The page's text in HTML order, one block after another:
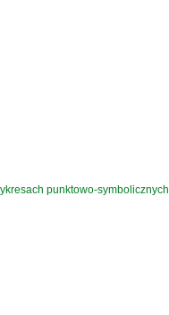
punktowo-symbolicznych